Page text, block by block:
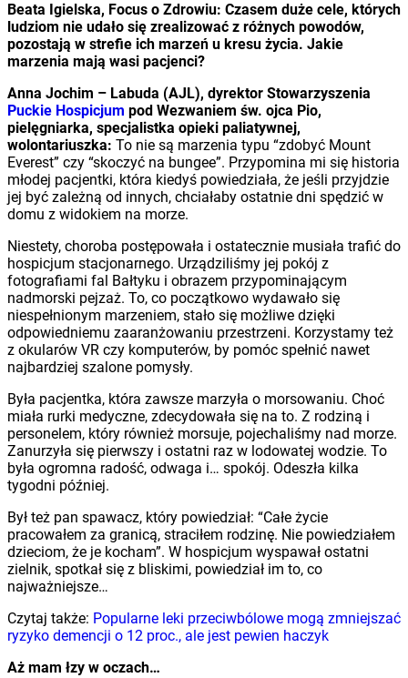
Beata Igielska, Focus o Zdrowiu: Czasem duże cele, których
ludziom nie udało się zrealizować z różnych powodów,
pozostają w strefie ich marzeń u kresu życia. Jakie
marzenia mają wasi pacjenci?
Anna Jochim – Labuda (AJL), dyrektor Stowarzyszenia
Puckie Hospicjum pod Wezwaniem św. ojca Pio,
pielęgniarka, specjalistka opieki paliatywnej,
wolontariuszka: To nie są marzenia typu “zdobyć Mount
Everest” czy “skoczyć na bungee”. Przypomina mi się historia
młodej pacjentki, która kiedyś powiedziała, że jeśli przyjdzie
jej być zależną od innych, chciałaby ostatnie dni spędzić w
domu z widokiem na morze.
Niestety, choroba postępowała i ostatecznie musiała trafić do
hospicjum stacjonarnego. Urządziliśmy jej pokój z
fotografiami fal Bałtyku i obrazem przypominającym
nadmorski pejzaż. To, co początkowo wydawało się
niespełnionym marzeniem, stało się możliwe dzięki
odpowiedniemu zaaranżowaniu przestrzeni. Korzystamy też
z okularów VR czy komputerów, by pomóc spełnić nawet
najbardziej szalone pomysły.
Była pacjentka, która zawsze marzyła o morsowaniu. Choć
miała rurki medyczne, zdecydowała się na to. Z rodziną i
personelem, który również morsuje, pojechaliśmy nad morze.
Zanurzyła się pierwszy i ostatni raz w lodowatej wodzie. To
była ogromna radość, odwaga i… spokój. Odeszła kilka
tygodni później.
Był też pan spawacz, który powiedział: “Całe życie
pracowałem za granicą, straciłem rodzinę. Nie powiedziałem
dzieciom, że je kocham”. W hospicjum wyspawał ostatni
zielnik, spotkał się z bliskimi, powiedział im to, co
najważniejsze…
Czytaj także: Popularne leki przeciwbólowe mogą zmniejszać
ryzyko demencji o 12 proc., ale jest pewien haczyk
Aż mam łzy w oczach…